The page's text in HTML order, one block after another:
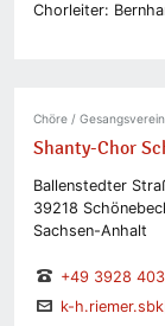
Chorleiter:
Chöre /
Shanty-Chor
Ballenstedter
39218
Sachsen-Anhalt
+49 3928
k-